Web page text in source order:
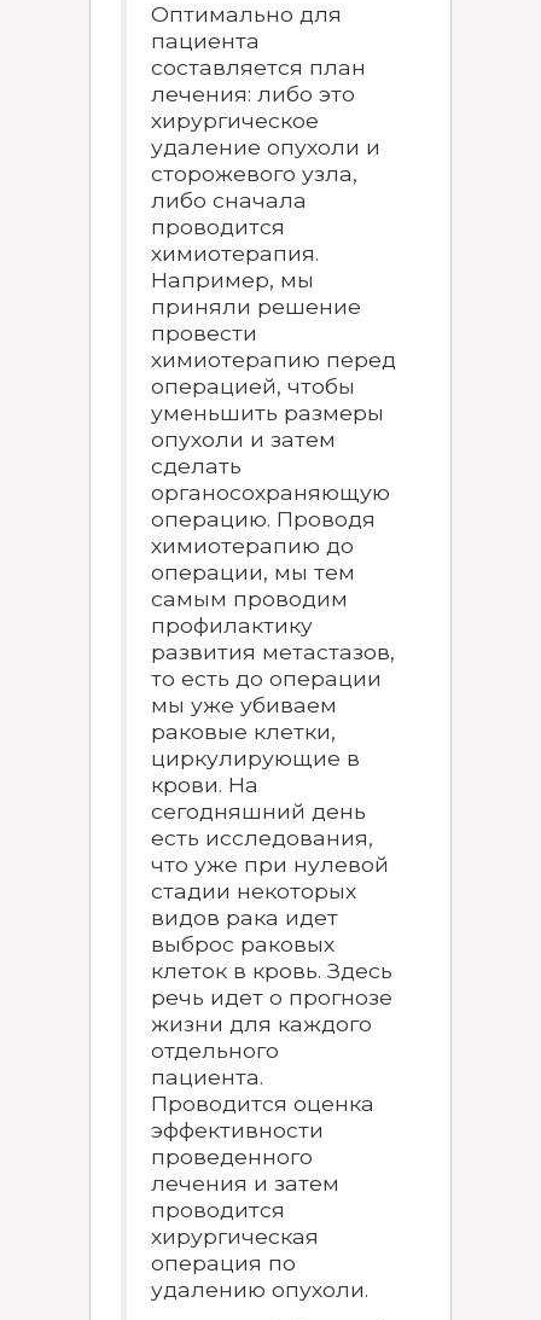
Оптимально для
пациента
составляется план
лечения: либо это
хирургическое
удаление опухоли и
сторожевого узла,
либо сначала
проводится
химиотерапия.
Например, мы
приняли решение
провести
химиотерапию перед
операцией, чтобы
уменьшить размеры
опухоли и затем
сделать
органосохраняющую
операцию. Проводя
химиотерапию до
операции, мы тем
самым проводим
профилактику
развития метастазов,
то есть до операции
мы уже убиваем
раковые клетки,
циркулирующие в
крови. На
сегодняшний день
есть исследования,
что уже при нулевой
стадии некоторых
видов рака идет
выброс раковых
клеток в кровь. Здесь
речь идет о прогнозе
жизни для каждого
отдельного
пациента.
Проводится оценка
эффективности
проведенного
лечения и затем
проводится
хирургическая
операция по
удалению опухоли.